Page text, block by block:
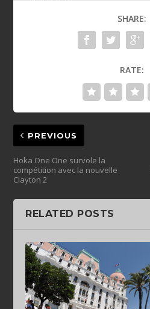
SHARE:
RATE:
PREVIOUS
Hoka One One survole la
compétition avec la nouvelle
Clayton 2
RELATED POSTS